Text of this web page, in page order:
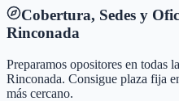
Cobertura, Sedes y
Rinconada
Preparamos opositores en todas
Rinconada. Consigue plaza fija
más cercano.